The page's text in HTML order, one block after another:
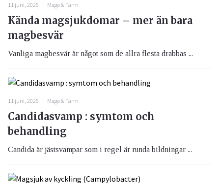
11 juni, 2026 Mage & Tarm
Kända magsjukdomar – mer än bara
magbesvär
Vanliga magbesvär är något som de allra flesta drabbas ...
11 juni, 2026 Mage & Tarm
Candidasvamp : symtom och
behandling
Candida är jästsvampar som i regel är runda bildningar ...